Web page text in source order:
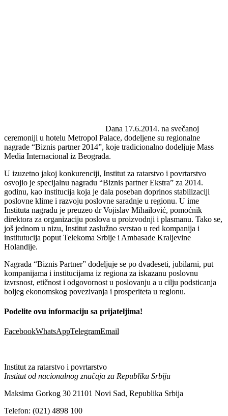
Dana 17.6.2014. na svečanoj
ceremoniji u hotelu Metropol Palace, dodeljene su regionalne
nagrade “Biznis partner 2014”, koje tradicionalno dodeljuje Mass
Media Internacional iz Beograda.
U izuzetno jakoj konkurenciji, Institut za ratarstvo i povrtarstvo
osvojio je specijalnu nagradu “Biznis partner Ekstra” za 2014.
godinu, kao institucija koja je dala poseban doprinos stabilizaciji
poslovne klime i razvoju poslovne saradnje u regionu. U ime
Instituta nagradu je preuzeo dr Vojislav Mihailović, pomoćnik
direktora za organizaciju poslova u proizvodnji i plasmanu. Tako se,
još jednom u nizu, Institut zaslužno svrstao u red kompanija i
institutucija poput Telekoma Srbije i Ambasade Kraljevine
Holandije.
Nagradа “Biznis Partner” dodeljuje se po dvadeseti, jubilarni, put
kompanijama i institucijama iz regiona za iskazanu poslovnu
izvrsnost, etičnost i odgovornost u poslovanju a u cilju podsticanja
boljeg ekonomskog povezivanja i prosperiteta u regionu.
Podelite ovu informaciju sa prijateljima!
FacebookWhatsAppTelegramEmail
Institut za ratarstvo i povrtarstvo
Institut od nacionalnog značaja za Republiku Srbiju
Maksima Gorkog 30 21101 Novi Sad, Republika Srbija
Telefon: (021) 4898 100